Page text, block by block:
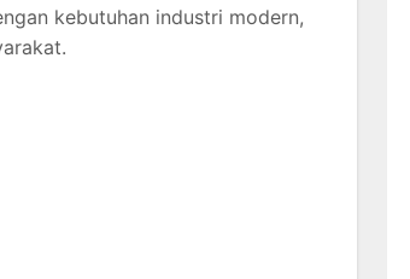
kebutuhan industri modern,